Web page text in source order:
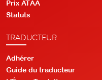
Prix ATAA
Statuts
TRADUCTEUR
Adhérer
Guide du traducteur